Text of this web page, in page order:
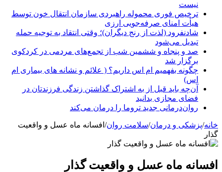
نیست
ترخیص فوری محموله راهبردی سازمان انتقال خون توسط
هیأت امنای صرفه‌جویی ارزی
شادنفرود (لذت از رنج دیگران)؛ وقتی انتقاد به توجیه حمله
تبدیل می‌شود
صد و پنجاه‌ و ششمین شب از تجمع‌های مردمی در کردکوی
برگزار شد
چگونه بفهمیم ام اس داریم؟ ( علائم و نشانه های بیماری ام
اس)
آن‌چه باید قبل از به اشتراک گذاشتن زندگی فرزندتان در
فضای مجازی بدانید
روان‌درمانی جدید تروما را درمان می‌کند
خانه/پزشکی و درمان/سلامت روان/ افسانه ماه عسل و واقعیت
گذار
افسانه ماه عسل و واقعیت گذار